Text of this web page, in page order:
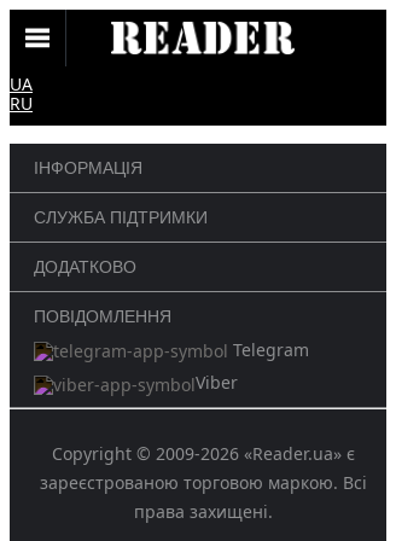
UA
RU
ІНФОРМАЦІЯ
СЛУЖБА ПІДТРИМКИ
ДОДАТКОВО
ПОВІДОМЛЕННЯ
Telegram
Viber
Copyright © 2009-2026 «Reader.ua» є
зареєстрованою торговою маркою. Всі
права захищені.